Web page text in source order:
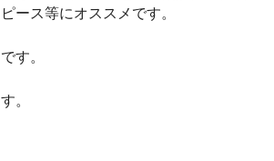
ース等にオススメです。
す。
。